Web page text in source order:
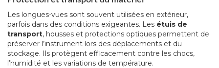
Les longues-vues sont souvent utilisées en extérieur,
parfois dans des conditions exigeantes. Les étuis de
transport, housses et protections optiques permettent de
préserver l’instrument lors des déplacements et du
stockage. Ils protègent efficacement contre les chocs,
l’humidité et les variations de température.